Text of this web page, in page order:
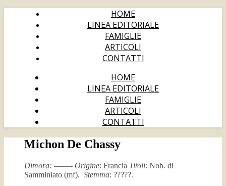
HOME
LINEA EDITORIALE
FAMIGLIE
ARTICOLI
CONTATTI
HOME
LINEA EDITORIALE
FAMIGLIE
ARTICOLI
CONTATTI
Michon De Chassy
Dimora: ——- Origine: Francia Titoli: Nob. di
Samminiato (mf). Stemma: ?????.